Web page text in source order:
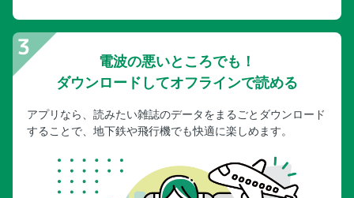
電波の悪いところでも！
ダウンロードしてオフラインで読める
アプリなら、読みたい雑誌のデータをまるごとダウンロード
することで、地下鉄や飛行機でも快適に楽しめます。